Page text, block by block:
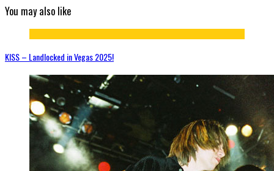
You may also like
KISS – Landlocked in Vegas 2025!